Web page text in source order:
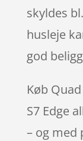
skyldes
husleje
god
Køb
S7 Edge
– og med